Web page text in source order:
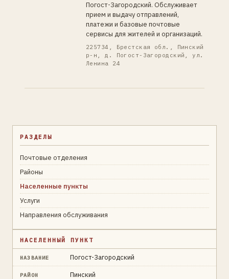
Погост-Загородский. Обслуживает
прием и выдачу отправлений,
платежи и базовые почтовые
сервисы для жителей и организаций.
225734, Брестская обл., Пинский
р-н, д. Погост-Загородский, ул.
Ленина 24
РАЗДЕЛЫ
Почтовые отделения
Районы
Населенные пункты
Услуги
Направления обслуживания
НАСЕЛЕННЫЙ ПУНКТ
НАЗВАНИЕ Погост-Загородский
РАЙОН Пинский